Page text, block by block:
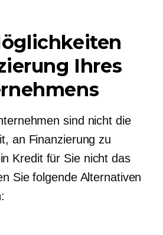
Ihres
sind nicht die
an Finanzierung zu
Kredit für Sie nicht das
Sie folgende Alternativen